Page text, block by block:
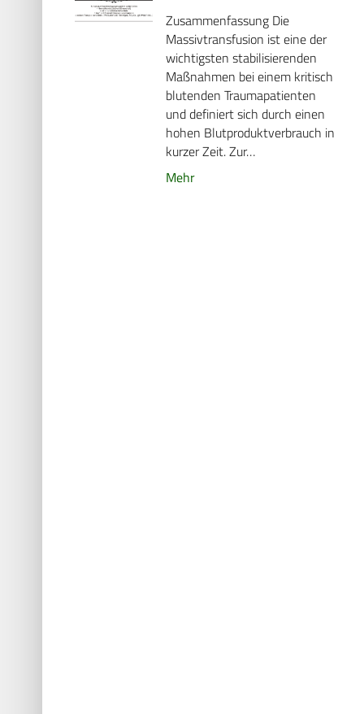
Zusammenfassung Die
Massivtransfusion ist eine der
wichtigsten stabilisierenden
Maßnahmen bei einem kritisch
blutenden Traumapatienten
und definiert sich durch einen
hohen Blutproduktverbrauch in
kurzer Zeit. Zur…
Mehr